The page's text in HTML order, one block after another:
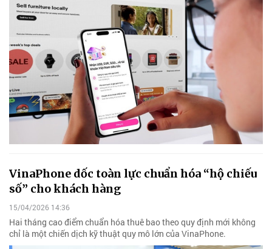
VinaPhone dốc toàn lực chuẩn hóa “hộ chiếu
số” cho khách hàng
15/04/2026 14:36
Hai tháng cao điểm chuẩn hóa thuê bao theo quy định mới không
chỉ là một chiến dịch kỹ thuật quy mô lớn của VinaPhone.